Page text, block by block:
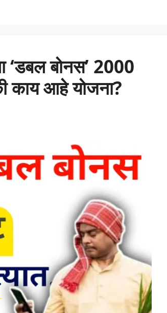
बोनस’ 2000
काय आहे योजना?